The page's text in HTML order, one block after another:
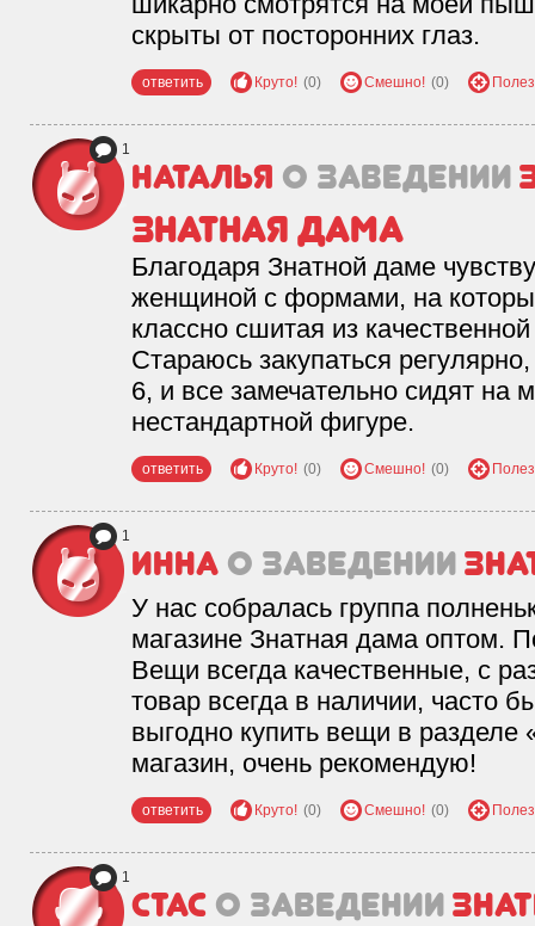
скрыты от посторонних глаз.
ответить Круто! (0) Смешно! (0)
1
Наталья о заведении
Знатная дама
Благодаря Знатной даме
женщиной с формами, на
классно сшитая из
Стараюсь закупаться
6, и все замечательно сидят на
нестандартной фигуре.
ответить Круто! (0) Смешно! (0)
1
Инна о заведении
У нас собралась группа
магазине Знатная дама оптом.
Вещи всегда качественные, с
товар всегда в наличии, часто
выгодно купить вещи в
магазин, очень рекомендую!
ответить Круто! (0) Смешно! (0)
1
Стас о заведении